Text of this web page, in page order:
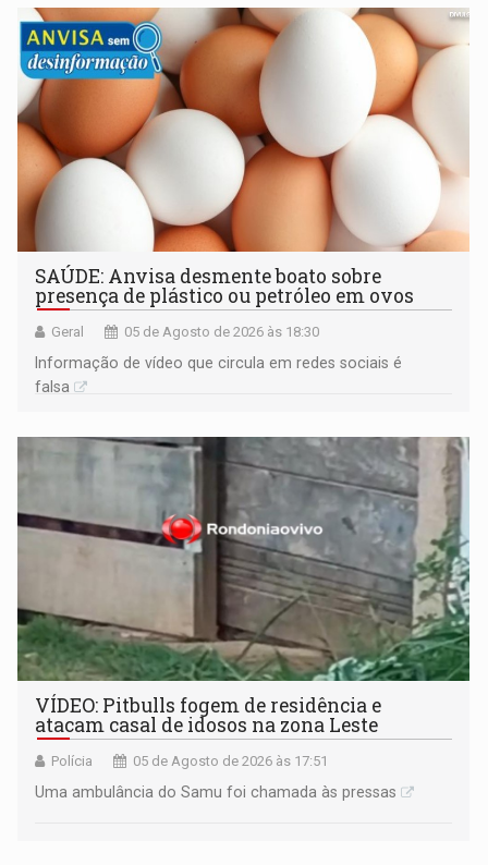
SAÚDE: Anvisa desmente boato sobre
presença de plástico ou petróleo em ovos
Geral 05 de Agosto de 2026 às 18:30
Informação de vídeo que circula em redes sociais é
falsa
VÍDEO: Pitbulls fogem de residência e
atacam casal de idosos na zona Leste
Polícia 05 de Agosto de 2026 às 17:51
Uma ambulância do Samu foi chamada às pressas